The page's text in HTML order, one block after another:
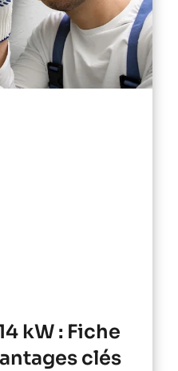
kW : Fiche
clés